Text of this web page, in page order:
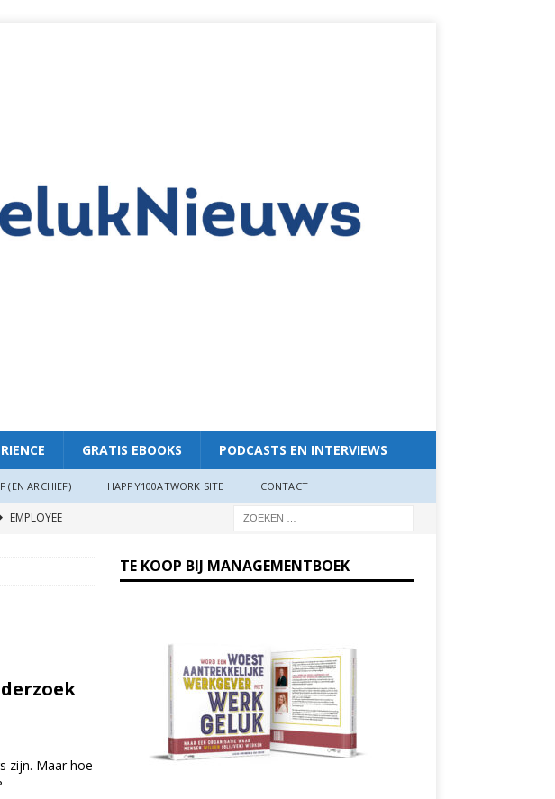
GRATIS EBOOKS PODCASTS EN INTERVIEWS
(EN ARCHIEF) HAPPY100ATWORK SITE CONTACT
EMPLOYEE
in je vel
WORK
zijn. Maar hoe
TE KOOP BIJ MANAGEMENTBOEK